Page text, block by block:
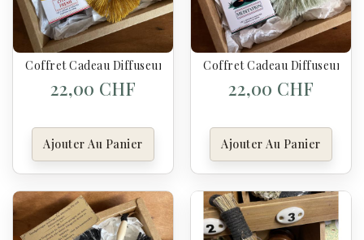
Coffret Cadeau Diffuseur Artisanal & Synergie “Citrus
22,00 CHF
Ajouter Au Panier
Coffret Cadeau Diffuseur
22,00 CHF
Ajouter Au Panier